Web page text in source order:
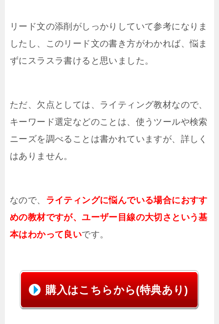
リード文の添削がしっかりしていて参考になりま
したし、このリード文の書き方がわかれば、悩ま
ずにスラスラ書けると思いました。
ただ、欠点としては、ライティング教材なので、
キーワード選定などのことは、使うツールや検索
ニーズを調べることは書かれていますが、詳しく
はありません。
なので、
ライティングに悩んでいる場合におすす
めの教材ですが、ユーザー目線の大切さという基
本はわかって良いです。
購入はこちらから(特典あり)